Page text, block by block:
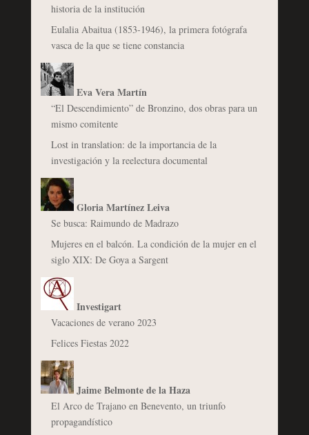
historia de la institución
Eulalia Abaitua (1853-1946), la primera fotógrafa
vasca de la que se tiene constancia
Eva Vera Martín
“El Descendimiento” de Bronzino, dos obras para un
mismo comitente
Lost in translation: de la importancia de la
investigación y la reelectura documental
Gloria Martínez Leiva
Se busca: Raimundo de Madrazo
Mujeres en el balcón. La condición de la mujer en el
siglo XIX: De Goya a Sargent
Investigart
Vacaciones de verano 2023
Felices Fiestas 2022
Jaime Belmonte de la Haza
El Arco de Trajano en Benevento, un triunfo
propagandístico